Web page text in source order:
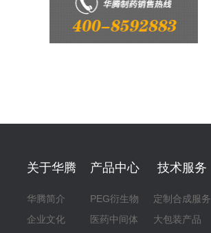
关于华腾
华腾简介
企业文化
产品中心
PEG衍生物
医药中间体
技术服务
定制合成服务
大包装产品